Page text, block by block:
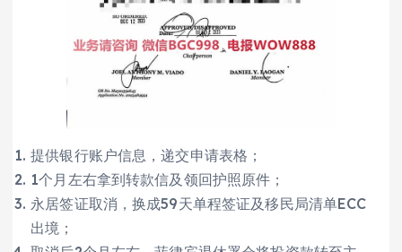
提供银行账户信息，递交申请表格；
1个月左右拿到转款信及领回护照原件；
永居签证取消，换成59天单程签证及移民局清单ECC
出境；